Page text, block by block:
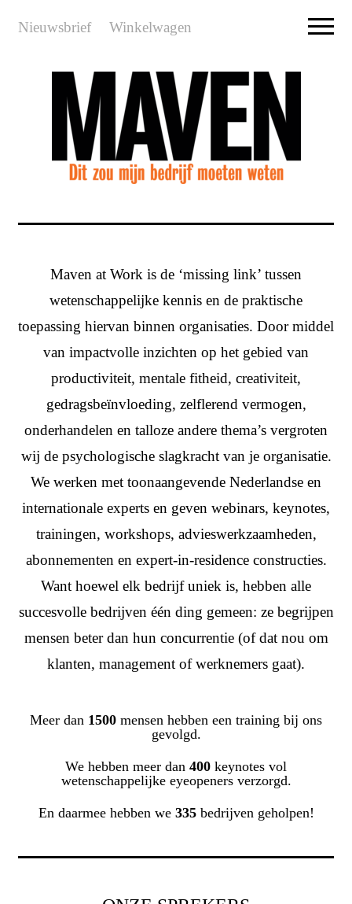
Nieuwsbrief Winkelwagen
Maven at Work is de ‘missing link’ tussen
wetenschappelijke kennis en de praktische
toepassing hiervan binnen organisaties. Door middel
van impactvolle inzichten op het gebied van
productiviteit, mentale fitheid, creativiteit,
gedragsbeïnvloeding, zelflerend vermogen,
onderhandelen en talloze andere thema’s vergroten
wij de psychologische slagkracht van je organisatie.
We werken met toonaangevende Nederlandse en
internationale experts en geven webinars, keynotes,
trainingen, workshops, advieswerkzaamheden,
abonnementen en expert-in-residence constructies.
Want hoewel elk bedrijf uniek is, hebben alle
succesvolle bedrijven één ding gemeen: ze begrijpen
mensen beter dan hun concurrentie (of dat nou om
klanten, management of werknemers gaat).
Meer dan 1500 mensen hebben een training bij ons
gevolgd.
We hebben meer dan 400 keynotes vol
wetenschappelijke eyeopeners verzorgd.
En daarmee hebben we 335bedrijven geholpen!